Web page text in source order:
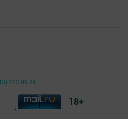
222 09 84
; 18+